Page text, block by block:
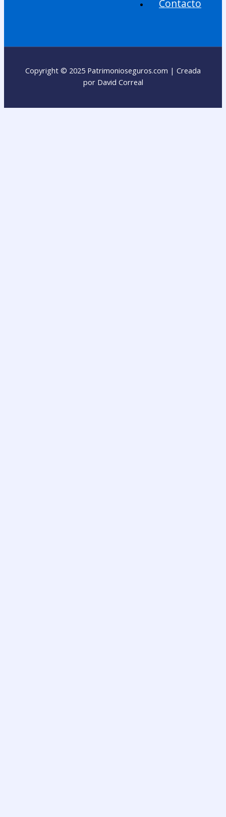
Contacto
Copyright © 2025 Patrimonioseguros.com | Creada
por David Correal